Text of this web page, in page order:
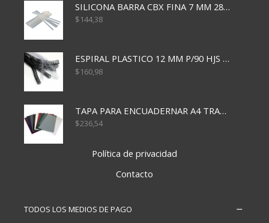
SILICONA BARRA CBX FINA 7 MM 28 CM
$144,38
ESPIRAL PLASTICO 12 MM P/90 HJS X50X1500
$160,98
TAPA PARA ENCUADERNAR A4 TRANSP x50x500
$236,54
Política de privacidad
Contacto
TODOS LOS MEDIOS DE PAGO